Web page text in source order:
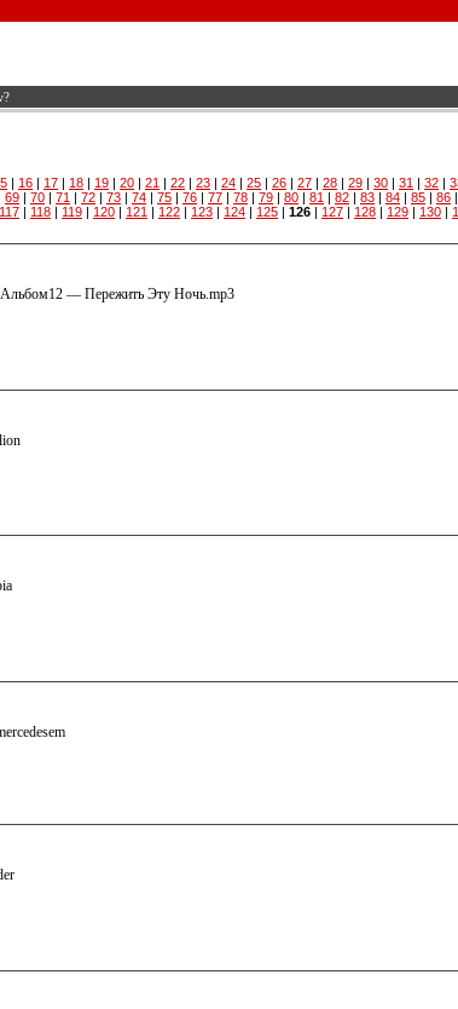
| 16 | 17 | 18 | 19 | 20 | 21 | 22 | 23 | 24 | 25 | 26 | 27 | 28 | 29 | 30 | 31 | 32 |
69 | 70 | 71 | 72 | 73 | 74 | 75 | 76 | 77 | 78 | 79 | 80 | 81 | 82 | 83 | 84 | 85 | 86 |
117 | 118 | 119 | 120 | 121 | 122 | 123 | 124 | 125 | 126 | 127 | 128 | 129 | 130 |
— Пережить Эту Ночь.mp3